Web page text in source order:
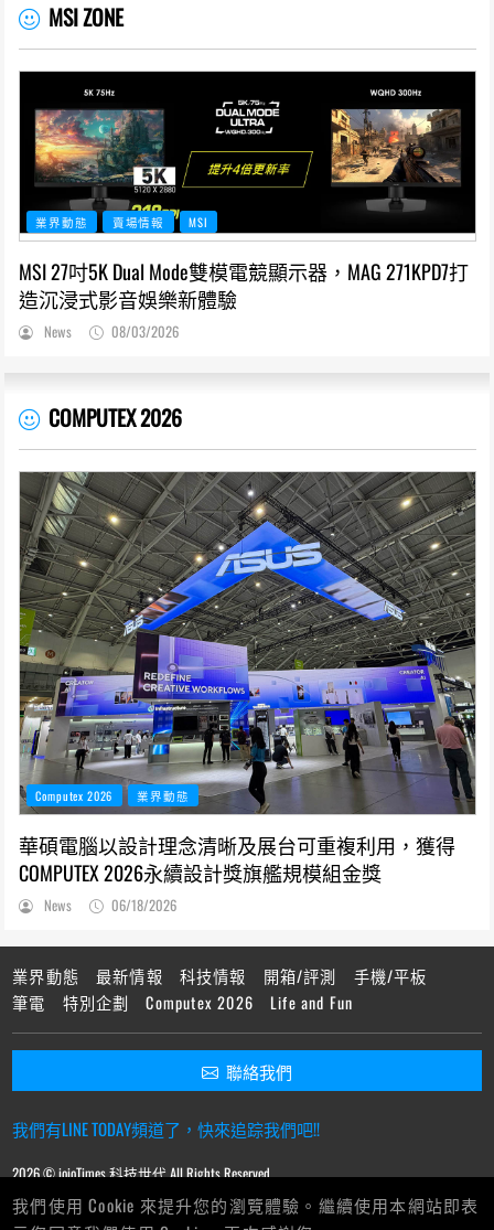
MSI ZONE
業界動態 賣場情報 MSI
MSI 27吋5K Dual Mode雙模電競顯示器，MAG 271KPD7打
造沉浸式影音娛樂新體驗
News 08/03/2026
COMPUTEX 2026
Computex 2026 業界動態
華碩電腦以設計理念清晰及展台可重複利用，獲得
COMPUTEX 2026永續設計獎旗艦規模組金獎
News 06/18/2026
業界動態 最新情報 科技情報 開箱/評測
手機/平板
筆電
特別企劃 Computex 2026 Life and Fun
聯絡我們
我們有LINE TODAY頻道了，快來追踪我們吧!!
2026 © ioioTimes 科技世代 All Rights Reserved.
我們使用 Cookie 來提升您的瀏覽體驗。繼續使用本網站即表